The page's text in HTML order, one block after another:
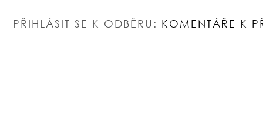
PŘIHLÁSIT SE K ODBĚRU: KOMENTÁŘE K